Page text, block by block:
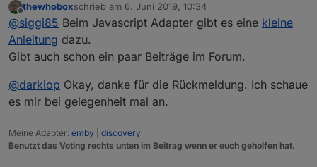
@Supermicha
so wie hier hat es bei mir schon mal funktioniert,
Einstellung eine Fehlermeldung.
Wenn ich mir dann den Baustein in JS ansehe,
passen...
Nach was kann man denn noch damit filtern, außer
nach functions? Gibt es dazu was in der Javascript
Offline
thewhoboxschrieb am 6. Juni 2019, 10:34
zuletzt editiert von
@siggi85 Beim Javascript Adapter gibt es eine kleine
Anleitung dazu.
Gibt auch schon ein paar Beiträge im Forum.
@darkiop Okay, danke für die Rückmeldung. Ich schaue
es mir bei gelegenheit mal an.
Meine Adapter: emby
discovery
Benutzt das Voting rechts unten im Beitrag wenn er euch geholfen hat.